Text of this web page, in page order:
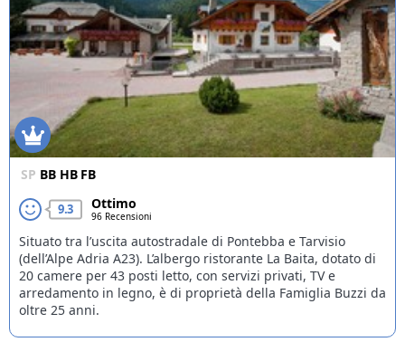
tradizioni enogastronomiche locali.
Usa i filtri di ricerca per trovare esattamente ciò che cerchi, che
sia un hotel per famiglie con bambini, una fuga romantica in
un "adults only" o una base per le tue avventure con gli amici.
SP BB HB FB
9.3 Ottimo
96 Recensioni
Situato tra l’uscita autostradale di Pontebba e Tarvisio
(dell’Alpe Adria A23). L’albergo ristorante La Baita, dotato di
20 camere per 43 posti letto, con servizi privati, TV e
arredamento in legno, è di proprietà della Famiglia Buzzi da
oltre 25 anni.